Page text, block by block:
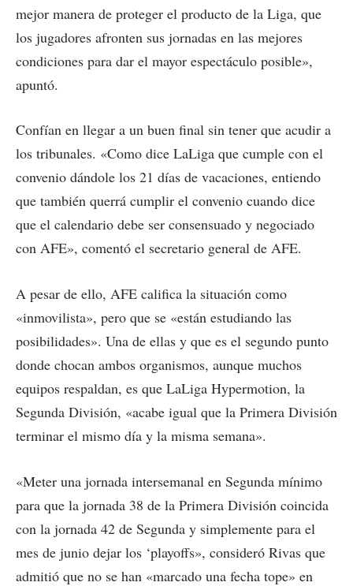
mejor manera de proteger el producto de la Liga, que
los jugadores afronten sus jornadas en las mejores
condiciones para dar el mayor espectáculo posible»,
apuntó.
Confían en llegar a un buen final sin tener que acudir a
los tribunales. «Como dice LaLiga que cumple con el
convenio dándole los 21 días de vacaciones, entiendo
que también querrá cumplir el convenio cuando dice
que el calendario debe ser consensuado y negociado
con AFE», comentó el secretario general de AFE.
A pesar de ello, AFE califica la situación como
«inmovilista», pero que se «están estudiando las
posibilidades». Una de ellas y que es el segundo punto
donde chocan ambos organismos, aunque muchos
equipos respaldan, es que LaLiga Hypermotion, la
Segunda División, «acabe igual que la Primera División
terminar el mismo día y la misma semana».
«Meter una jornada intersemanal en Segunda mínimo
para que la jornada 38 de la Primera División coincida
con la jornada 42 de Segunda y simplemente para el
mes de junio dejar los ‘playoffs», consideró Rivas que
admitió que no se han «marcado una fecha tope» en